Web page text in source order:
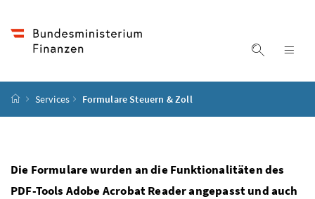
Suche
Startseite
Services Formulare Steuern & Zoll
Die Formulare wurden an die Funktionalitäten des
PDF-Tools Adobe Acrobat Reader angepasst und auch